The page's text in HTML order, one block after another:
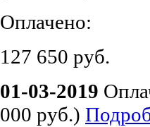
Оплачено:
127 650‬ руб.
01-03-2019
000 руб.)